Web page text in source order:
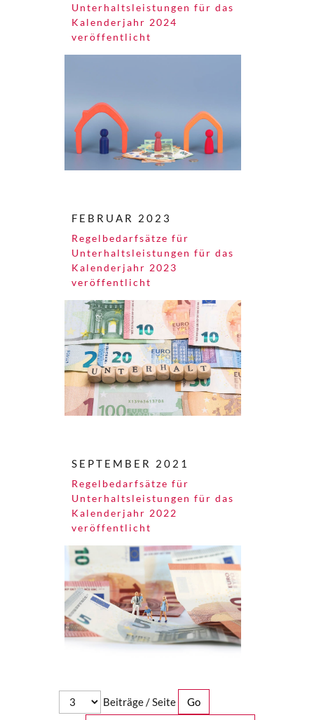
Unterhaltsleistungen für das
Kalenderjahr 2024
veröffentlicht
FEBRUAR 2023
Regelbedarfsätze für
Unterhaltsleistungen für das
Kalenderjahr 2023
veröffentlicht
SEPTEMBER 2021
Regelbedarfsätze für
Unterhaltsleistungen für das
Kalenderjahr 2022
veröffentlicht
Beiträge / Seite